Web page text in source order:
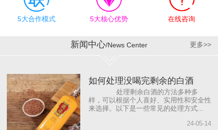
划目标，提供有竞争力的
薪资待遇和发展机会，帮
内著名白酒营销咨询公司
合作，借助“外脑”提供智力
入前沿的营销理念，从而
打...
5大合作模式 5大核心优势 在线咨询
新闻中心/News Center 更多>>
如何处理没喝完剩余的白酒
处理剩余白酒的方法多种多
样，可以根据个人喜好、实用性和安全性
来选择。以下是一些常见的处理方式...
24-05-14